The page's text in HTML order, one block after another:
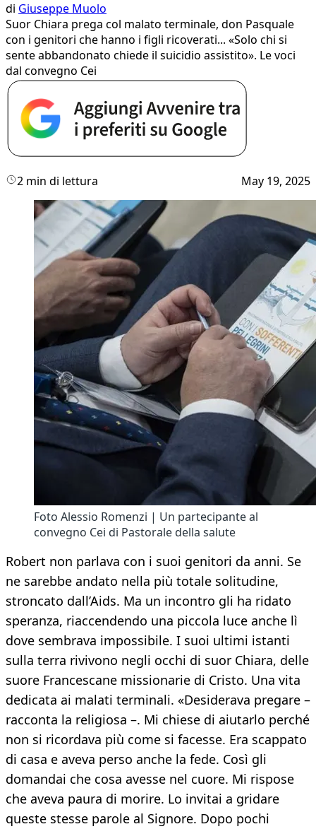
di Giuseppe Muolo
Suor Chiara prega col malato terminale, don Pasquale
con i genitori che hanno i figli ricoverati... «Solo chi si
sente abbandonato chiede il suicidio assistito». Le voci
dal convegno Cei
2 min di lettura May 19, 2025
Foto Alessio Romenzi | Un partecipante al
convegno Cei di Pastorale della salute
Robert non parlava con i suoi genitori da anni. Se
ne sarebbe andato nella più totale solitudine,
stroncato dall’Aids. Ma un incontro gli ha ridato
speranza, riaccendendo una piccola luce anche lì
dove sembrava impossibile. I suoi ultimi istanti
sulla terra rivivono negli occhi di suor Chiara, delle
suore Francescane missionarie di Cristo. Una vita
dedicata ai malati terminali. «Desiderava pregare –
racconta la religiosa –. Mi chiese di aiutarlo perché
non si ricordava più come si facesse. Era scappato
di casa e aveva perso anche la fede. Così gli
domandai che cosa avesse nel cuore. Mi rispose
che aveva paura di morire. Lo invitai a gridare
queste stesse parole al Signore. Dopo pochi